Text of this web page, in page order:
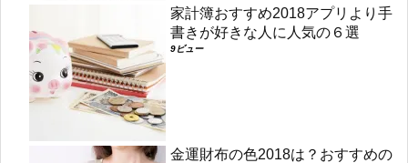
家計簿おすすめ2018アプリより手
書きが好きな人に人気の６選
9ビュー
金運財布の色2018は？おすすめの